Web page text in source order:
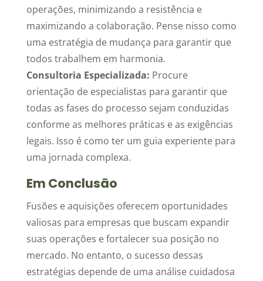
operações, minimizando a resistência e
maximizando a colaboração. Pense nisso como
uma estratégia de mudança para garantir que
todos trabalhem em harmonia.
Consultoria Especializada: Procure
orientação de especialistas para garantir que
todas as fases do processo sejam conduzidas
conforme as melhores práticas e as exigências
legais. Isso é como ter um guia experiente para
uma jornada complexa.
Em Conclusão
Fusões e aquisições oferecem oportunidades
valiosas para empresas que buscam expandir
suas operações e fortalecer sua posição no
mercado. No entanto, o sucesso dessas
estratégias depende de uma análise cuidadosa